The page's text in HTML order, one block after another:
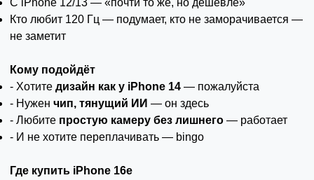
Кто любит 120 Гц — подумает, кто не заморачивается —
не заметит
Кому подойдёт
- Хотите дизайн как у iPhone 14 — пожалуйста
- Нужен чип, тянущий ИИ — он здесь
- Любите простую камеру без лишнего — работает
- И не хотите переплачивать — bingo
Где купить iPhone 16e